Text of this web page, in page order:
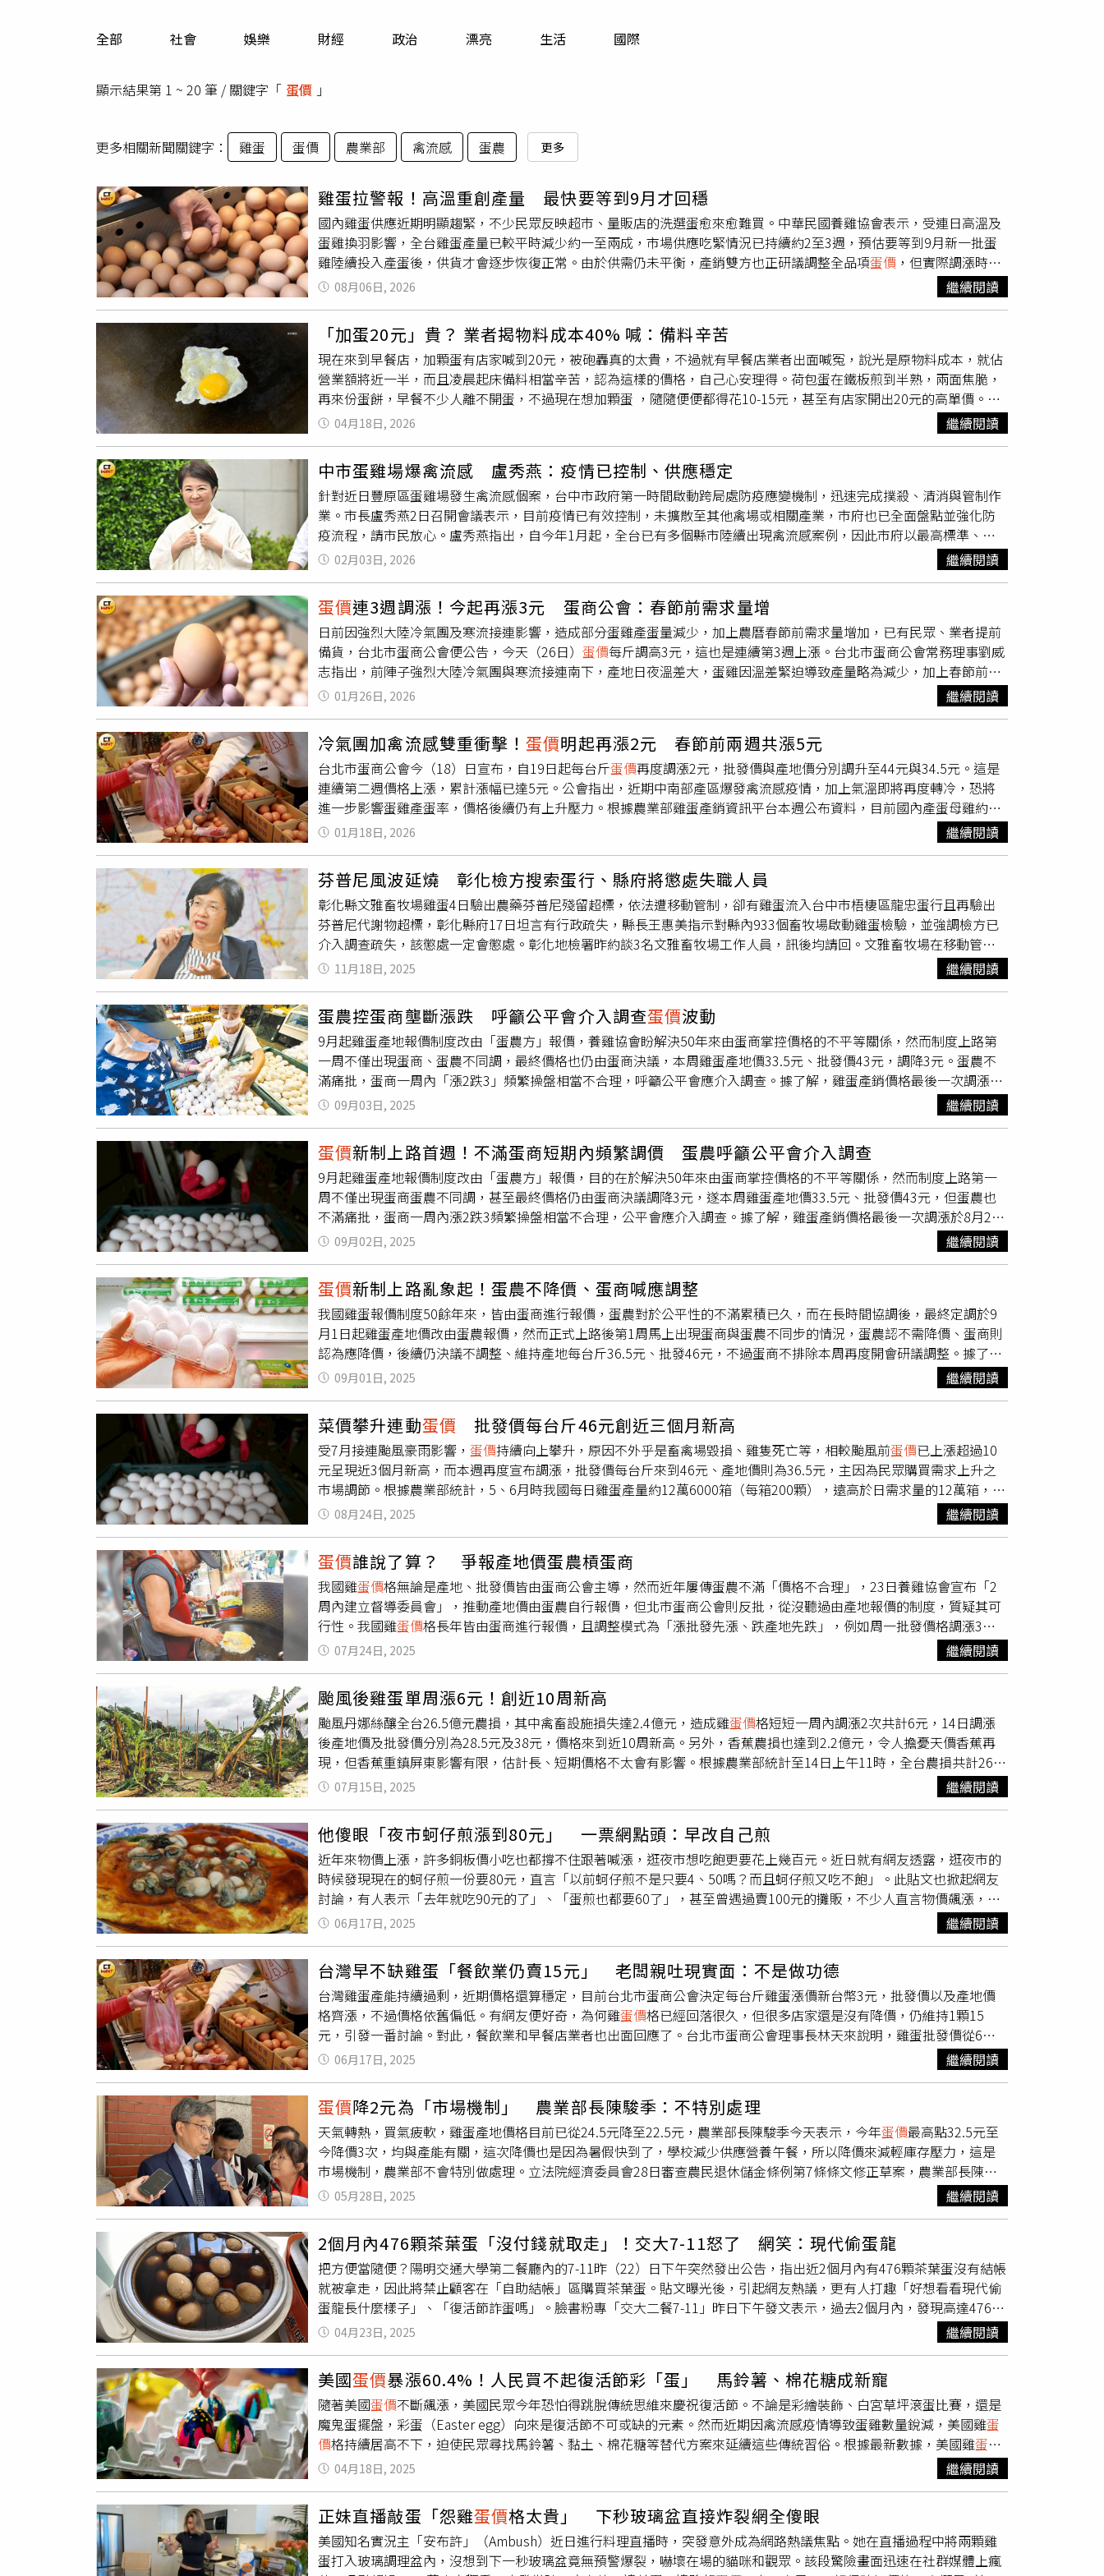
運勢
全部 社會 娛樂 財經 政治 漂亮 生活 國際
顯示結果第 1 ~ 20 筆 / 關鍵字「 蛋價 」
更多相關新聞關鍵字： 雞蛋 蛋價 農業部 禽流感 蛋農 更多
雞蛋拉警報！高溫重創產量 最快要等到9月才回穩
國內雞蛋供應近期明顯趨緊，不少民眾反映超市、量販店的洗選蛋愈來愈難買。中華民國養雞協會表示，受連日高溫及
蛋雞換羽影響，全台雞蛋產量已較平時減少約一至兩成，市場供應吃緊情況已持續約2至3週，預估要等到9月新一批蛋
雞陸續投入產蛋後，供貨才會逐步恢復正常。由於供需仍未平衡，產銷雙方也正研議調整全品項蛋價 ，但實際調漲時間
及幅度尚未拍板。養雞協會秘書長王建培指出，今年夏季高溫持續，加上蛋雞進入換羽期，導致產蛋率下降，整體雞蛋
供應量比平常減少約10%至20%，近期市場缺蛋情形因此更加明顯。目前各類雞蛋中，又以洗選蛋供應最為吃緊。王建
培說明，洗選蛋須符合蛋殼完整、大小及品質等規格，才能進入洗選包裝程序，不符合標準者則改以散裝蛋販售。因此
在產量下滑的情況下，符合洗選標準的雞蛋同步減少，使超市、量販店等通路缺貨情況比傳統市場更加明顯。他表示，
隨著新一批蛋雞陸續成熟投入產蛋，市場供應最快可望於9月逐步回穩，但在此之前，雞蛋供應仍可能維持偏緊。面對
供需失衡，養雞協會已與產銷端討論調整全品項雞蛋價格，希望反映市場供應現況及生產成本，不過目前尚未決定何時
調漲及實際漲幅。王建培指出，即使每盒雞蛋調漲3至5元，平均換算每顆雞蛋增加的成本僅幾角錢，對消費者日常支出
影響相對有限。王建培坦言，國內雞蛋市場幾乎每年夏天都會受到高溫影響，但近年極端氣候愈來愈頻繁，蛋雞熱緊迫
情形比過去更加嚴重，不僅降低產蛋效率，也增加飼養管理難度，因此改善飼養環境已成為產業發展的重要課題。為降
低高溫造成的衝擊，養雞協會近年持續協助蛋農改善雞舍設備，包括將傳統開放式雞舍升級為密閉水簾式雞舍、增設降
溫系統、降低飼養密度等，希望減少熱緊迫對蛋雞產蛋的影響。目前農業部也提供相關補助，協助蛋農更新設備，提高
生產穩定性。此外，暑假旅遊旺季也推升部分地區的雞蛋需求。由於東部及離島原本蛋雞飼養量就較少，目前仍須仰賴
西部跨區調度供應，因此受到運輸成本影響，當地雞蛋售價可能高於西部地區，民眾近期採買時可多留意市場供應及價
格變化。
08月06日, 2026 繼續閱讀
「加蛋20元」貴？ 業者揭物料成本40% 喊：備料辛苦
現在來到早餐店，加顆蛋有店家喊到20元，被砲轟真的太貴，不過就有早餐店業者出面喊冤，說光是原物料成本，就佔
營業額將近一半，而且凌晨起床備料相當辛苦，認為這樣的價格，自己心安理得。荷包蛋在鐵板煎到半熟，兩面焦脆，
再來份蛋餅，早餐不少人離不開蛋，不過現在想加顆蛋 ，隨隨便便都得花10-15元，甚至有店家開出20元的高單價。價
格一路狂漲，實在有夠貴，不過現在就有餐飲業者出面喊冤，不藏私公布營業成本，每個月平均營業額60萬試算，光是
原物料成本就佔40%，人事成本佔25~30%，再加上店租金以及雜支，最後淨利率約為10%，放進口袋的獲利只有6萬，
業者也打悲情牌，說消費者只看到蛋的成本大概3到4元，忽略了剩下的16元，包含的是店家凌晨起床備料的辛苦。貼文
一出後，引來兩面論戰，有人認為，買得起就吃，買不起就自己煎，很多人手搖飲一杯100還不是照買。不過也有網友
反駁說，蛋漲的時候跟著漲，蛋價降的時候還要大家共體時艱，20元的蛋真的支持不下去。萬物皆漲，這蛋蛋的哀傷，
恐怕跟瑞凡一樣，再也回不去了。 婦點蛋餅偷藏錢 早餐店：被詐40元又請她吃免費蛋餅 新莊早餐店驚見男顧客「打豆
漿」！公然脫褲原因曝 早餐店闆娘太正？ 新莊男店內脫褲「打豆漿」 落網畫面曝光
04月18日, 2026 繼續閱讀
中市蛋雞場爆禽流感 盧秀燕：疫情已控制、供應穩定
針對近日豐原區蛋雞場發生禽流感個案，台中市政府第一時間啟動跨局處防疫應變機制，迅速完成撲殺、清消與管制作
業。市長盧秀燕2日召開會議表示，目前疫情已有效控制，未擴散至其他禽場或相關產業，市府也已全面盤點並強化防
疫流程，請市民放心。盧秀燕指出，自今年1月起，全台已有多個縣市陸續出現禽流感案例，因此市府以最高標準、超
前部署因應。此次事件發生後，農業局動保處隨即會同環保局、警察局等單位進場處置，於1月29日完成案例場雞隻全
數撲殺，並於2月1日完成全場清空作業，銷毀雞蛋約375公斤、飼料及墊料約6萬6千公斤，同步完成場內外及周邊道路
毒等作業。此次清運處理項目包含飼料、墊料及病死雞隻，總處理量達67.81公噸；其中協助載運案場死亡雞隻1.67公
噸，均依防疫規範妥善去化處理。同時，也同步巡查周邊海岸線，均未發現異常狀況。盧秀燕說，衛生局則持續堅守食
品安全防線，針對可能流入市面的蛋品加強清查與回收，除督促問題畜牧場加速回收外，也每日逐筆盤點回收數量，截
至目前已回收148.42台斤，並持續追蹤流向，確保風險蛋品全面清零。針對民眾關心的民生供應與價格議題，盧秀燕表
示，目前蛋價與肉雞供應皆維持平穩，並未因本案出現明顯波動；適逢年節將近，市府仍會持續密切關注蛋品、肉品及
各項民生物資的價量變化，確保市場穩定。盧秀燕也於會中指示，未來將進一步強化跨局處橫向聯繫，由農業局動保
處、民政局及經發局等單位建立更完整的禽畜及相關產業登錄與通報機制，結合動物防疫專業與產業管理資訊，補強防
疫SOP，提升面對動物傳染病的整體應變效率。盧秀燕表示，感謝市府團隊的即時應變與主動作為，強調此次防疫行動
中，相關局處在未正式下達指令前即自動自發投入現場支援，展現高度責任感與行動力。市府將持續以嚴謹態度守好防
疫與食安防線，確保市民健康與民生供應穩定無虞。
02月03日, 2026 繼續閱讀
蛋價連3週調漲！今起再漲3元 蛋商公會：春節前需求量增
日前因強烈大陸冷氣團及寒流接連影響，造成部分蛋雞產蛋量減少，加上農曆春節前需求量增加，已有民眾、業者提前
備貨，台北市蛋商公會便公告，今天（26日） 蛋價每斤調高3元，這也是連續第3週上漲。台北市蛋商公會常務理事劉威
志指出，前陣子強烈大陸冷氣團與寒流接連南下，產地日夜溫差大，蛋雞因溫差緊迫導致產量略為減少，加上春節前買
氣稍增，市場出現欠貨狀況，
也已連2週調漲。劉威志表示，昨天（25日）下午臨時接到通知，確定26日起蛋價每
調整的原因，除了先前
天氣因素影響產量外，因年節將至，已有民眾、業者等提前備貨，進一步推動價格走高。根據農業部最新雞蛋產銷資訊
顯示，目前國內產蛋母雞數量約3746萬隻，較上週約3790萬隻略減；雞蛋每日產量約有12.5萬箱，較上週約12.6萬箱也
稍稍下降，但整體供應仍能滿足國內每日需求。
01月26日, 2026 繼續閱讀
冷氣團加禽流感雙重衝擊！蛋價明起再漲2元 春節前兩週共漲5元
台北市蛋商公會今（18）日宣布，自19日起每台斤蛋價再度調漲2元，批發價與產地價分別調升至44元與34.5元。這是
連續第二週價格上漲，累計漲幅已達5元。公會指出，近期中南部產區爆發禽流感疫情，加上氣溫即將再度轉冷，恐將
進一步影響蛋雞產蛋率，價格後續仍有上升壓力。根據農業部雞蛋產銷資訊平台本週公布資料，目前國內產蛋母雞約有
3790萬隻，日產量維持在約12.6萬箱（每箱200顆），與上週相比持平，理論上仍能供應日常市場所需。不過在天候變
化與疾病干擾之下，實際到貨量與調度情況仍有壓力，造成價格波動。蛋商公會指出，近日中南部部分地區出現禽流感
疫情，加上農曆春節將近，市場需求增加，雞蛋調度頻繁，造成供應吃緊。此外，前陣子強烈大陸冷氣團與寒流接連南
下，也使產地出現劇烈溫差，導致部分蛋雞產蛋量下降，進一步推升供應壓力。蛋商公會表示，目前市面對雞蛋需求以
餐飲通路與家庭備貨為主，尤其火鍋店等業者用量增加，加上節前進貨意願升溫，推動價格走高。若寒流或疫情持續，
未來價格仍有上調可能。本次調整為春節前蛋價連續第二週上漲，業者提醒民眾提前規劃所需數量，關注市場供需變
化。對於是否應提前囤蛋，根據《自由時報》引述營養師黃映慈說法，民眾應以「新鮮購買、儘速食用」為原則，不鼓
勵大量囤放。她表示，購蛋後應於7到10天內食用完畢，新鮮雞蛋水分較足、拿起來有重量，蛋殼表面略為粗糙；若蛋
殼變得光滑且拿起來偏輕，則表示蛋已存放一段時間。針對挑選與保存方式，中華民國營養師公會全國聯合會副理事長
陳珮蓉表示，市售雞蛋常見紅殼與白殼之分，主要源自蛋雞品種，兩者營養價值相近。即便紅殼
要營養成分並無明顯差異，僅可能因飼料不同而產生微量元素上的些微變化。陳珮蓉也指出，「洗選蛋」經過清潔與檢
驗程序，包裝銷售風險較低；而「散裝蛋」則未經清洗處理，常見於傳統市場，購買時需更注意保存與衛生處理。黃映
慈補充，理想保存條件為-1.5°C至0°C、濕度85%至90%，雞蛋應盡量保存在冰箱中間層，避免放置在門側儲物架，因溫
度變化較大恐影響品質。在烹調衛生方面，陳珮蓉提醒，處理雞蛋時務必先洗手、洗淨蛋殼，打蛋時可先以乾淨容器分
批確認蛋況，避免壞蛋混入整碗食材。處理後應立刻丟棄蛋殼並再次洗手，避免交叉污染，降低沙門氏桿菌感染與食物
中毒風險。食藥署亦建議，雞蛋應以0℃至4℃冷藏保存，並放置於原包裝盒中，有助穩定溫度與隔絕異味。此外，蛋打
開後應立即烹煮，並煮熟至中心溫度達70℃以上，才能確保食用安全。
01月18日, 2026 繼續閱讀
芬普尼風波延燒 彰化檢方搜索蛋行、縣府將懲處失職人員
彰化縣文雅畜牧場雞蛋4日驗出農藥芬普尼殘留超標，依法遭移動管制，卻有雞蛋流入台中市梧棲區龍忠蛋行且再驗出
芬普尼代謝物超標，彰化縣府17日坦言有行政疏失，縣長王惠美指示對縣內933個畜牧場啟動雞蛋檢驗，並強調檢方已
介入調查疏失，該懲處一定會懲處。彰化地檢署昨約談3名文雅畜牧場工作人員，訊後均請回。文雅畜牧場在移動管制
期生產的雞蛋為何外流台中？據了解，縣府動防所6日採樣10顆雞蛋送驗，7日中央複檢結果未檢出芬普尼，動防所依據
《動物用藥品管理法》解除移動管制，當時以電話通知畜牧場解除管制。依規定，畜牧場主必須拿到「解除移動管制證
入台中蛋行。據悉，彰化過去多半以電話通知，此作法有助產業迅速恢復運作，但這次沒有當面說明、確認文件，被外
界質疑管控不佳。縣府昨坦言有疏失，農業處長郭至善說，有關抽驗流程、移動管制與解除管制等行政程序執行未完
備，疏失部分將依規定檢討，並懲處違失人員。彰化地檢署昨再約談3名畜牧場人員，檢方複訊後均請回，除持續追查
汙染來源，也了解畜牧場工作分配內容，並釐清移動管制期間生產的雞蛋外流是業者未依規定出貨，或縣府農政單位有
疏失。王惠美強調，檢察官已介入，有疏失部分，該懲處一定會懲處。彰檢也指揮調查站搜索龍忠蛋行、約談蛋行林姓
實際負責人到案，依食安法分案偵辦，並移送地檢署複訊，以釐清畜牧場是否有取得正式解除管制文件，檢察官訊後諭
知20萬交保。外界質疑為何不銷毀封存蛋，導致流入市面？郭至善說，封存雞蛋已列為證物，經檢察官同意後才能銷
毀，在銷毀前必須每日採樣保存，以備後續查驗。近日一旦接獲檢方銷毀公文，會立即處理約25萬顆禁運封存蛋，銷毀
過程將由檢調及農政單位共同清點數量並押運監督。為徹底釐清風險，王惠美指示農業處與動防所啟動「芬普尼全面採
樣監測」專案，自11月中旬起至12月底，針對全縣933場蛋雞場、在養的2081萬餘隻蛋雞，除了檢驗蛋品、水源與飼
料，也將抽驗雞隻羽毛；以產量較大或高風險蛋雞場先行採檢，全面檢驗後，再由政風處協同參與定期抽檢。中華民國
養雞協會蛋雞組長黃榮珍說，近日市場交易行情批發
影響不大。至於事發
案例場蛋雞已採取「強制換羽」停止產蛋，業者若想恢復產蛋，他建議農業部1至2個月後經嚴格檢驗合格才能放行。
11月18日, 2025 繼續閱讀
蛋農控蛋商壟斷漲跌 呼籲公平會介入調查蛋價波動
9月起雞蛋產地報價制度改由「蛋農方」報價，養雞協會盼解決50年來由蛋商掌控價格的不平等關係，然而制度上路第
一周不僅出現蛋商、蛋農不同調，最終價格也仍由蛋商決議，本周雞蛋產地價33.5元、批發價43元，調降3元。蛋農不
滿痛批，蛋商一周內「漲2跌3」頻繁操盤相當不合理，呼籲公平會應介入調查。據了解，雞蛋產銷價格最後一次調漲於
8月24日，當時調漲原因為蛋商公會稱「颱風菜價影響
連帶上升2元」，不過至今菜價已回穩，蛋商認為「菜價跌蛋
理應也要下降」，然而此一決定，引發蛋商、蛋農互槓。養雞協會副理事長林漢章指出，目前雞蛋生產、銷售狀況正
常，完全沒有理由調降，但蛋商卻在一周內「上漲2元又跌3元」，讓蛋農和消費者都無法適應如此劇烈的價格波動，其
中利潤無疑都是被蛋商給賺走了，不排除有操盤嫌疑，呼籲公平會調查。林漢章強調，蛋農仍會持續報價，爭取合理價
格與市場平穩。北市蛋商公會理事長林天來回應，蛋價調整完全依據市場機制運作，近期價格波動是因應蔬菜價格的漲
跌而定，此外，蛋商的定價參考全省蛋品銷售行情，公開透明，並未刻意壓低蛋農報價或操控市場，不歡迎公平會來
查，絕對合情合理。公平會則表示，蛋價決定與調節屬農業部職權範圍，並交由中央畜產會負責處理，且不只是雞蛋，
農畜產品因其性質較為特殊，遂皆由農業部統籌管理與調控，公平會在現行機制下不會針對
波動進行調查。
09月03日, 2025 繼續閱讀
蛋價新制上路首週！不滿蛋商短期內頻繁調價 蛋農呼籲公平會介入調查
9月起雞蛋產地報價制度改由「蛋農方」報價，目的在於解決50年來由蛋商掌控價格的不平等關係，然而制度上路第一
周不僅出現蛋商蛋農不同調，甚至最終價格仍由蛋商決議調降3元，遂本周雞蛋產地價33.5元、批發價43元，但蛋農也
不滿痛批，蛋商一周內漲2跌3頻繁操盤相當不合理，公平會應介入調查。據了解，雞蛋產銷價格最後一次調漲於8月24
日，當時調漲原因為蛋商公會稱「颱風菜價影響
連帶上升2元」，不過至今菜價已回穩，遂蛋商認為「既然菜價
理應也要下降」，然而正是此一決定，引發蛋商蛋農互槓。養雞協會副理事長林漢章指出，目前雞蛋生產、
銷售狀況正常，完全沒有調降理由，但蛋商卻在一周內「上漲2元又跌3元」，毫無邏輯可言，讓蛋農和消費者都無法適
應如此劇烈的價格波動，而其中的利潤無疑都是被蛋商給賺走了，甚至不排除有操盤嫌疑，呼籲公平會應介入調查。林
漢章強調，雖目前價格調控仍以蛋商方為主，但蛋農仍會持續進行報價，爭取合理價格與市場的平穩。北市蛋商公會理
事長林天來回應，蛋價調整完全依據市場機制運作，近期價格波動是因應蔬菜價格的漲跌而定，此外，蛋商的定價參考
全省蛋品銷售行情，公開透明，並未刻意壓低蛋農報價或操控市場。林天來補充，公平會要調查的話也相當歡迎，因為
蛋商報價完全遵循市場機制運作，且定價過程公平公開，如果不公平，市場不會跟進，這是大家都看得到的。公平會表
決定與調節屬農業部職權範圍，並交由中央畜產會負責處理，且不只是雞蛋，農畜產品因其性質較為特殊，遂
皆由農業部統籌管理與調控，公平會在現行機制下不會針對
蛋價 波動進行調查。
09月02日, 2025 繼續閱讀
蛋價新制上路亂象起！蛋農不降價、蛋商喊應調整
我國雞蛋報價制度50餘年來，皆由蛋商進行報價，蛋農對於公平性的不滿累積已久，而在長時間協調後，最終定調於9
月1日起雞蛋產地價改由蛋農報價，然而正式上路後第1周馬上出現蛋商與蛋農不同步的情況，蛋農認不需降價、蛋商則
認為應降價，後續仍決議不調整、維持產地每台斤36.5元、批發46元，不過蛋商不排除本周再度開會研議調整。據了
解，雞蛋價 格50餘年皆由蛋商進行報價，並且產地、批發價差維持9.5元，而調整模式為「漲批發先漲、跌產地先跌」，
若周一批發價格調漲3元，產地價格則會在周三同樣調漲3元，而此模式讓蛋農長期累積不滿，認為賺都給蛋商先賺，虧
則是蛋農先賠，壓力全壓在蛋農身上，且價格調整的敏感度也不足，常有未能及時反應市場價格的情況。為終結此不合
理現象，養雞協會於7月推動蛋價督導委員會，匯聚全台15個雞蛋主要產區統整每日雞蛋產量，最後再進行報價，目標
在於讓報價機制更加透明、合理，而9月1日此報價制度正式上路，但立即出現「蛋商蛋農不同調」窘境，蛋農方直指目
前雞蛋未有滯銷狀況，遂未有調降規畫，而蛋商則認為，蛋價先前因菜價上漲而調漲，現在菜價回穩，蛋價也因連帶調
降。養雞協會副理事長林漢章提到，蛋農方的產地價就是報36.5元，若蛋商要調降也是「他們的事」，因為事實上就是
雞蛋沒有滯銷，未來倘若再度遇到不同調情況，也是同樣處理方式，但仍會視蛋商方價格調整的理由是否合理，若合理
也會考慮跟進。北市蛋商公會理事長林天來指出，即便蛋農報價制度上路，蛋商這邊還是會照著原有制度去走，蛋農要
報「就讓他們報」，蛋商還是會視市場狀況做出合宜的調節，且還是要重申，過往的報價制度數10年走來都沒問題，沒
必要隨著做出變化。
09月01日, 2025 繼續閱讀
菜價攀升連動蛋價 批發價每台斤46元創近三個月新高
受7月接連颱風豪雨影響， 蛋價持續向上攀升，原因不外乎是畜禽場毀損、雞隻死亡等，相較颱風前蛋價已上漲超過10
元呈現近3個月新高，而本週再度宣布調漲，批發價每台斤來到46元、產地價則為36.5元，主因為民眾購買需求上升之
市場調節。根據農業部統計，5、6月時我國每日雞蛋產量約12萬6000箱（每箱200顆），遠高於日需求量的12萬箱，因
此那時價格也相當低批發價每台斤僅約32元，然而目前雞蛋產量下降至12萬4000箱，且已持續5周，因此
蛋價連帶有所
提升。北市蛋商公會理事長林天來說明，本次調漲主要是因前陣子颱風豪雨影響蔬菜收成，致菜價高漲，而民眾轉為購
農業部數據指出，楊柳颱風共計造成畜牧損失30萬元，並以雞隻為主共計2950隻，而7月得丹娜絲颱風損失更劇烈，共
計損失3673萬元，其中雞隻受損44.5萬隻。
08月24日, 2025 繼續閱讀
蛋價誰說了算？ 爭報產地價蛋農槓蛋商
我國雞蛋價格無論是產地、批發價皆由蛋商公會主導，然而近年屢傳蛋農不滿「價格不合理」，23日養雞協會宣布「2
周內建立督導委員會」，推動產地價由蛋農自行報價，但北市蛋商公會則反批，從沒聽過由產地報價的制度，質疑其可
行性。我國雞蛋價格長年皆由蛋商進行報價，且調整模式為「漲批發先漲、跌產地先跌」，例如周一批發價格調漲3
元，那產地價格則會在周三同樣調漲3元，且今年以來產地、批發價持續擴大，目前雞蛋產地價每台斤28.5元，批發價則
是38元，相差達9.5元，讓蛋農不滿怒吼，直言「賺都給蛋商先賺，虧則是蛋農先賠」，壓力全在蛋農身上。養雞協會副
理事長林漢章提到，目前雞蛋每台斤生產成本約23.5元，還要再加上淘汰等損失，然而產地價總是在30元內可說是逼近
成本價，因此蛋農幾乎沒賺到錢，而消費者也沒買到便宜的蛋，其中的問題就出在「產銷價差9.5元」，唯有打破由蛋商
報價的制度，才可以讓蛋農、消費者都可以得到合理的價格。林漢章說明，為終結此不合理現象，決議推動 蛋價督導委
員會，並匯聚全台15個雞蛋主要產區統整每日雞蛋產量，最後再進行報價，目標在於讓報價機制更加透明、合理，也打
破過去50年來蛋農無定價資格的現象。林漢章強調，該制度是為讓「價格更透明」，而非外界猜測的賺更多錢，因此所
有價格調漲都是基於市場機制運行，甚至能更快速反映出合適的價格。台北市蛋商公會理事長林天來則表示，農產交易
屬自由市場，並非片面能夠定價，需要經過多方討論並評估消費者接受程度，才能進行決議。他更質疑，依蛋農角度一
定都是報漲價，哪可能報跌的，因此質疑該制度可行性。林天來也說，蛋農成天批評蛋商及報價制度，並向外界聲稱
「賠本賣」，但事實上卻是規模愈做愈大、愈養愈多，如今又想把產地報價收回，這在自由經濟的台灣實在相當不合
理。
07月24日, 2025 繼續閱讀
颱風後雞蛋單周漲6元！創近10周新高
颱風丹娜絲釀全台26.5億元農損，其中禽畜設施損失達2.4億元，造成雞蛋價格短短一周內調漲2次共計6元，14日調漲
後產地價及批發價分別為28.5元及38元，價格來到近10周新高。另外，香蕉農損也達到2.2億元，令人擔憂天價香蕉再
現，但香蕉重鎮屏東影響有限，估計長、短期價格不太會有影響。根據農業部統計至14日上午11時，全台農損共計26.5
億元，其中又以農產受損最嚴重，估計損失金額17.8億，受損作物主要為香蕉，被害面積2121公頃，損失金額2億2913
萬元；而畜禽設施同樣損失慘重，金額2億4169萬元，多為畜禽舍毀損。北市蛋商公會理事長林天來提到，颱風造成雞
整。林天來表示，8日第一波調升雞蛋產地及批發價各3元後，14日再度雙雙調漲3元，
來到38元、產地價則是28.5元。農作物中以香蕉受損2.2億元最為嚴重，也令人擔憂2025年初的天價香蕉再現，對此香
蕉研究所長邱祝櫻表示，本次主要重創嘉義、台南，而香蕉重鎮屏東影響有限，即便對比其他農產損失較大，但以香蕉
本身而言「只算小部分」，因此長、短期價格不太會有影響。除農業災損外，勞動部為了協助民眾重建家園，已啟動天
災臨工相關協助措施，提供短期就業機會，截至11日止，已依雲嘉南等縣市地區的申請，核定1620個臨時工作機會，每
月最高可獲得2萬8590元的工作津貼，另也提供各類職業訓練課程及創業貸款還款緩衝措施，協助民眾就業安置。
07月15日, 2025 繼續閱讀
他傻眼「夜市蚵仔煎漲到80元」 一票網點頭：早改自己煎
近年來物價上漲，許多銅板價小吃也都撐不住跟著喊漲，逛夜市想吃飽更要花上幾百元。近日就有網友透露，逛夜市的
時候發現現在的蚵仔煎一份要80元，直言「以前蚵仔煎不是只要4、50嗎？而且蚵仔煎又吃不飽」。此貼文也掀起網友
討論，有人表示「去年就吃90元的了」、「蛋煎也都要60了」，甚至曾遇過賣100元的攤販，不少人直言物價飆漲，乾
脆改成自己煎。一名網友在PTT的Gossiping板以「蚵仔煎為什麼賣那麼貴？」為題發文，表示他剛逛完夜市，驚見蚵仔
煎漲價到80元，相較以往蚵仔煎只需花4、50元來買的印象，讓他相當驚訝並質疑物價怎麼漲成這樣，況且一份蚵仔煎
吃洋芋片推出的蚵仔煎餅乾了」、「才80，我看過100元的」、「自從變70元後，想吃我就自己煎了」、「 就算只放一
顆蚵仔也當蚵仔煎」、「早就自己煎了」、「漲超過70元我就不吃了」、「蚵仔一斤大概170元，一份蚵仔煎放不到100
克吧」、「都吃90元，習慣就好，不是天天吃不影響」。也有網友直呼「不加蚵仔的那種才叫貴」、「蛋煎也要60元，
莫名其妙」、「臭豆腐也破百元了」、「很久沒吃了」、「連蛋煎都要70至75元，我覺得根本太盤」、「蚵仔、蜆仔很
貴就算了，蛋煎價格比較扯」。不過同時有不少人認為，是海鮮價格本來就偏高，加上材料、租金、
、油價都漲
了，自然而然蚵仔煎也跟著漲價，「材料20、租金50，老闆要賺20」、「南部80、北部100，合理」、「因為隔壁漲
了，不跟漲感覺吃虧」、「蚵仔在貴啊」、「都漲在租金，被吸血房東吸走啦」、「自己擺攤賺」。
06月17日, 2025 繼續閱讀
台灣早不缺雞蛋「餐飲業仍賣15元」 老闆親吐現實面：不是做功德
台灣雞蛋產能持續過剩，近期價格還算穩定，目前台北市蛋商公會決定每台斤雞蛋漲價新台幣3元，批發價以及產地價
格齊漲，不過價格依舊偏低。有網友便好奇，為何雞蛋價格已經回落很久，但很多店家還是沒有降價，仍維持1顆15
元，引發一番討論。對此，餐飲業和早餐店業者也出面回應了。台北市蛋商公會理事長林天來說明，雞蛋批發價從6月9
日開始從每台斤32元漲到35元，10日起產地價從每台斤22.5元調漲至25.5元。根據農業部雞蛋產銷資訊統計，目前台灣
的蛋雞有3684萬隻，每天產量為12萬8000箱，比需求量12萬多了8000箱（每箱200顆），等於每天雞蛋產能過量約160
蛋價
臨，會減少對學校的供應。另外，也有網友在《Threads》發問，明明早就不缺蛋了，一堆早餐店加蛋依舊要15元，讓
他選擇寧願不吃，「現在蛋是多貴？多賺那幾塊零錢，會發財嗎？」引來其他網友討論，「一堆本來有加蛋的東西還自
動不加蛋，加蛋還要再加錢傻眼」、「只能說價格一調漲就很難回去」、「故意的～到時候又可以再漲一波」。網友不
解明明不缺蛋，一堆店家加蛋依舊要15元。（示意圖／張文玠攝）根據《NOWnews》報導，在台北開早餐店11年的業
者透露，近幾年已經凍漲店內很多品項，但所有成本都在上漲，包括沙拉油、瓦斯、電費甚至是人事成本，店家選擇自
調整回來，品項價格都
提升，我們也不一定生意會比較好，加蛋不加蛋客人反而更有選擇」。另一名在高雄開9年便當店的業者認為，要不要
加蛋都是客人的選擇，做生意不是在做功德，這幾年原物料漲得很誇張，「自己來做你就知道了」。他可以理解民眾砲
轟店家的看法，但也能理解店家的難處，反問面對較貴的「加蛋價」和「調低蛋價但品項全面漲價」，哪個更加合理
呢？
06月17日, 2025 繼續閱讀
蛋價降2元為「市場機制」 農業部長陳駿季：不特別處理
天氣轉熱，買氣疲軟，雞蛋產地價格目前已從24.5元降至22.5元，農業部長陳駿季今天表示，今年蛋價最高點32.5元至
今降價3次，均與產能有關，這次降價也是因為暑假快到了，學校減少供應營養午餐，所以降價來減輕庫存壓力，這是
市場機制，農業部不會特別做處理。立法院經濟委員會28日審查農民退休儲金條例第7條條文修正草案，農業部長陳駿
季會前表示，今年
從32.5元的最高點至今已降價3次，原因與雞蛋產能有關，例如這波降價是因為暑假快到了，學校
減少供應營養午餐，故利用降價的方式減輕雞蛋庫存壓力，這是市場機制，農業部不會做特別處理。不過他提到，目前
雞蛋每日產量12萬8000箱、共2560萬顆，若能降到12萬箱或12萬2000箱、約2400萬至2440萬顆，將較為穩定，農業
部一直有在跟蛋農討論，希望能自主淘汰老母雞、換羽，也更積極調查雞蛋相關資訊，協助產業穩定供應雞蛋。
05月28日, 2025 繼續閱讀
2個月內476顆茶葉蛋「沒付錢就取走」！交大7-11怒了 網笑：現代偷蛋龍
把方便當隨便？陽明交通大學第二餐廳內的7-11昨（22）日下午突然發出公告，指出近2個月內有476顆茶葉蛋沒有結帳
就被拿走，因此將禁止顧客在「自助結帳」區購買茶葉蛋。貼文曝光後，引起網友熱議，更有人打趣「好想看看現代偷
蛋龍長什麼樣子」、「復活節詐蛋嗎」。臉書粉專「交大二餐7-11」昨日下午發文表示，過去2個月內，發現高達476顆
茶葉蛋未結帳即被取走，為維護店家權益及公平消費原則，即日起移除自助結帳區的茶葉蛋條碼，若想購買茶葉蛋，請
至櫃檯結帳，「請所有顧客共同遵守購物規則，取用商品請務必結帳」。貼文一經曝光，不少網友紛紛留言吐槽，「現
代偷蛋龍」、「蛋也要偷，是過得多慘」、「才10元也要偷，超沒救」、「是有多窮？每次去感覺大家都蠻守規矩的
呀」、「給大家方便，結果這樣搞！看了真難過」、「平均一天損失將近8顆蛋…多人作案」、「這在美國應該早就被
抓」。據悉，高雄曾有一名超商女店員，在上班期間偷吃了2顆茶葉蛋，被店長發現後報警處理，一審地院依業務侵
占，判她3月有期徒刑，得易科罰金9萬元。後來經過上訴，二審法官認為情節輕微，女子已和超商調解成立，加上2顆
茶葉蛋價值18元，店家損失不大，最後判女子免刑。不過，新竹市警察局提醒，未經付款即取走超商茶葉蛋，可能涉及
《刑法》竊盜罪，依法可處5年以下有期徒刑、拘役或50萬元以下罰金。儘管金額不高，仍屬違法行為，提醒民眾切勿
因小失大，以身試法。另據《聯合報》報導，該貼文目前已遭刪除，統一超商也回應，「門市持續提供自助結帳服務，
呼籲消費者合法購物」。陽明交大則說，此事件將由該間超商進行回覆。
04月23日, 2025 繼續閱讀
美國蛋價暴漲60.4%！人民買不起復活節彩「蛋」 馬鈴薯、棉花糖成新寵
隨著美國蛋價不斷飆漲，美國民眾今年恐怕得跳脫傳統思維來慶祝復活節。不論是彩繪裝飾、白宮草坪滾蛋比賽，還是
魔鬼蛋擺盤，彩蛋（Easter egg）向來是復活節不可或缺的元素。然而近期因禽流感疫情導致蛋雞數量銳減，美國雞蛋
價格持續居高不下，迫使民眾尋找馬鈴薯、黏土、棉花糖等替代方案來延續這些傳統習俗。根據最新數據，美國雞蛋價
格在3月再度刷新紀錄，達到每打6.23美元（約合新台幣202元）的平均高價。相較之下，加拿大統計局資料顯示，2月
加國雞蛋平均零售價為每打4.91加幣（約合新台幣115元），較美國便宜近40%。美國勞工統計局（BLS）指出，3月食
格指數較去年同期暴漲60.4%。雖然批發價格已有回落跡象，但零售端尚未反
映。美國農業部（USDA）報告顯示，復活節前夕的雞蛋需求雖有回升，但仍低於預期，多數零售商今年選擇暫停傳統
的節日促銷活動。由左至右，分別為棉花糖彩蛋、馬鈴薯彩蛋，以及花生醬彩蛋。（圖／翻攝自Instagram）儘管如
此，美國今年的復活節彩蛋仍持續以創新的形式延續，網紅及粉專也紛紛提出創意解方。像是生活風格網站「The
04月18日, 2025 繼續閱讀
正妹直播敲蛋「怨雞蛋價格太貴」 下秒玻璃盆直接炸裂網全傻眼
美國知名實況主「安布許」（Ambush）近日進行料理直播時，突發意外成為網路熱議焦點。她在直播過程中將兩顆雞
蛋打入玻璃調理盆內，沒想到下一秒玻璃盆竟無預警爆裂，嚇壞在場的貓咪和觀眾。該段驚險畫面迅速在社群媒體上瘋